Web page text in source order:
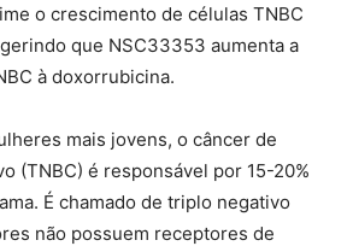
o crescimento de células TNBC
que NSC33353 aumenta a
à doxorrubicina.
mais jovens, o câncer de
(TNBC) é responsável por 15-20%
É chamado de triplo negativo
não possuem receptores de